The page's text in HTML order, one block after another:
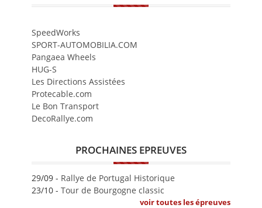
SpeedWorks
SPORT-AUTOMOBILIA.COM
Pangaea Wheels
HUG-S
Les Directions Assistées
Protecable.com
Le Bon Transport
DecoRallye.com
PROCHAINES EPREUVES
29/09 - Rallye de Portugal Historique
23/10 - Tour de Bourgogne classic
voir toutes les épreuves